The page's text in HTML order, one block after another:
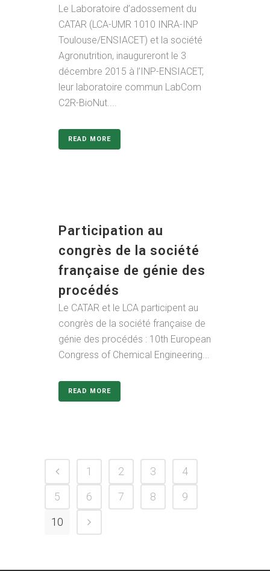
Le Laboratoire d’adossement du
CATAR (LCA-UMR 1010 INRA-INP
Toulouse/ENSIACET) et la société
Agronutrition, inaugureront le 3
décembre 2015 à l’INP-ENSIACET,
leur laboratoire commun LabCom
C2R-BioNut....
READ MORE
Participation au
congrès de la société
française de génie des
procédés
Le CATAR et le LCA participent au
congrès de la société française de
génie des procédés : 10th European
Congress of Chemical Engineering...
READ MORE
1 2 3
4
5
6 7 8
9
10